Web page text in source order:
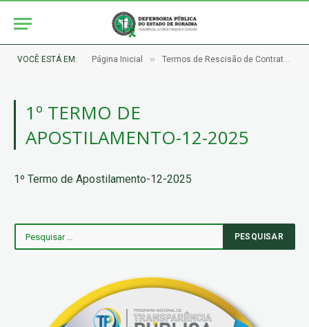
VOCÊ ESTÁ EM: Página Inicial » Termos de Rescisão de Contratos e Apostilamentos
1º TERMO DE
APOSTILAMENTO-12-2025
1º Termo de Apostilamento-12-2025